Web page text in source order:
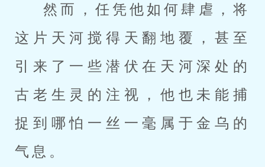
然而，任凭他如何肆虐，将
这片天河搅得天翻地覆，甚至
引来了一些潜伏在天河深处的
古老生灵的注视，他也未能捕
捉到哪怕一丝一毫属于金乌的
气息。